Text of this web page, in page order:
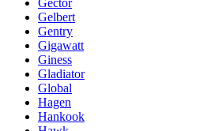
Gector
Gelbert
Gentry
Gigawatt
Giness
Gladiator
Global
Hagen
Hankook